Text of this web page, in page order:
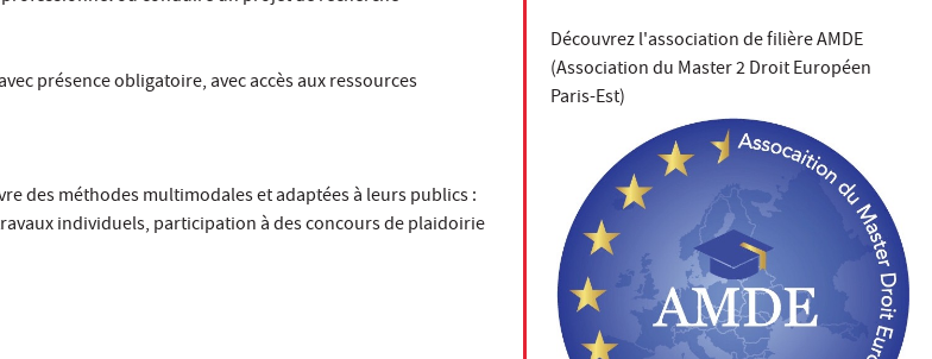
présence obligatoire, avec accès aux ressources
des méthodes multimodales et adaptées à leurs publics :
individuels, participation à des concours de plaidoirie
Découvrez l'association de filière AMDE
(Association du Master 2 Droit Européen
Paris-Est)